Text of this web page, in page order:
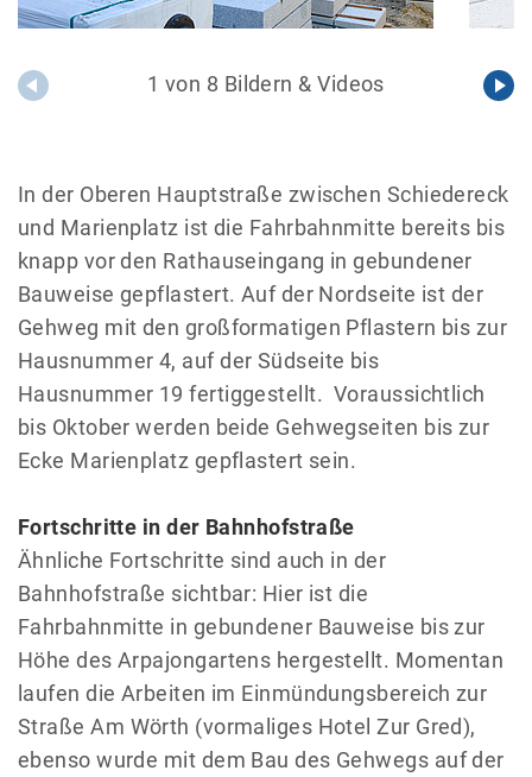
1 von 8 Bildern & Videos
In der Oberen Hauptstraße zwischen Schiedereck
und Marienplatz ist die Fahrbahnmitte bereits bis
knapp vor den Rathauseingang in gebundener
Bauweise gepflastert. Auf der Nordseite ist der
Gehweg mit den großformatigen Pflastern bis zur
Hausnummer 4, auf der Südseite bis
Hausnummer 19 fertiggestellt. Voraussichtlich
bis Oktober werden beide Gehwegseiten bis zur
Ecke Marienplatz gepflastert sein.
Fortschritte in der Bahnhofstraße
Ähnliche Fortschritte sind auch in der
Bahnhofstraße sichtbar: Hier ist die
Fahrbahnmitte in gebundener Bauweise bis zur
Höhe des Arpajongartens hergestellt. Momentan
laufen die Arbeiten im Einmündungsbereich zur
Straße Am Wörth (vormaliges Hotel Zur Gred),
ebenso wurde mit dem Bau des Gehwegs auf der